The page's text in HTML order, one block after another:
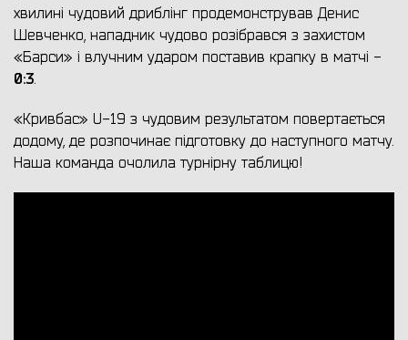
хвилині чудовий дриблінг продемонстрував Денис
Шевченко, нападник чудово розібрався з захистом
«Барси» і влучним ударом поставив крапку в матчі -
0:3.
«Кривбас» U-19 з чудовим результатом повертається
додому, де розпочинає підготовку до наступного матчу.
Наша команда очолила турнірну таблицю!